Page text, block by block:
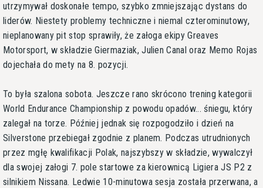
utrzymywał doskonałe tempo, szybko zmniejszając dystans do
liderów. Niestety problemy techniczne i niemal czterominutowy,
nieplanowany pit stop sprawiły, że załoga ekipy Greaves
Motorsport, w składzie Giermaziak, Julien Canal oraz Memo Rojas
dojechała do mety na 8. pozycji.
To była szalona sobota. Jeszcze rano skrócono trening kategorii
World Endurance Championship z powodu opadów... śniegu, który
zalegał na torze. Później jednak się rozpogodziło i dzień na
Silverstone przebiegał zgodnie z planem. Podczas utrudnionych
przez mgłę kwalifikacji Polak, najszybszy w składzie, wywalczył
dla swojej załogi 7. pole startowe za kierownicą Ligiera JS P2 z
silnikiem Nissana. Ledwie 10-minutowa sesja została przerwana, a